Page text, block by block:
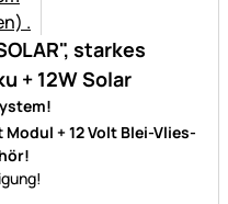
starkes
+ 12W Solar
+ 12 Volt Blei-Vlies-